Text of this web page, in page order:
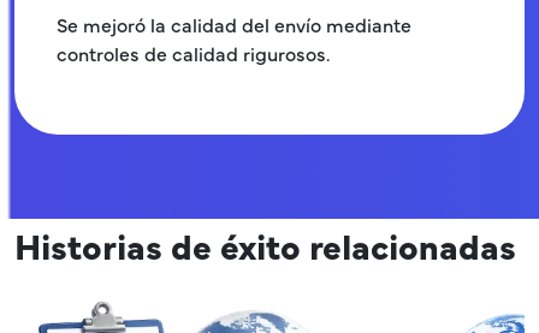
Se mejoró la calidad del envío mediante
controles de calidad rigurosos.
Historias de éxito relacionadas